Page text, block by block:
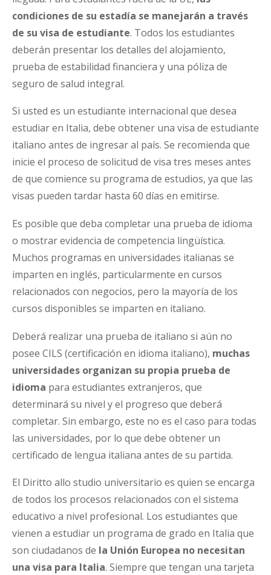
condiciones de su estadía se manejarán a través
de su visa de estudiante. Todos los estudiantes
deberán presentar los detalles del alojamiento,
prueba de estabilidad financiera y una póliza de
seguro de salud integral.
Si usted es un estudiante internacional que desea
estudiar en Italia, debe obtener una visa de estudiante
italiano antes de ingresar al país. Se recomienda que
inicie el proceso de solicitud de visa tres meses antes
de que comience su programa de estudios, ya que las
visas pueden tardar hasta 60 días en emitirse.
Es posible que deba completar una prueba de idioma
o mostrar evidencia de competencia lingüística.
Muchos programas en universidades italianas se
imparten en inglés, particularmente en cursos
relacionados con negocios, pero la mayoría de los
cursos disponibles se imparten en italiano.
Deberá realizar una prueba de italiano si aún no
posee CILS (certificación en idioma italiano), muchas
universidades organizan su propia prueba de
idioma para estudiantes extranjeros, que
determinará su nivel y el progreso que deberá
completar. Sin embargo, este no es el caso para todas
las universidades, por lo que debe obtener un
certificado de lengua italiana antes de su partida.
El Diritto allo studio universitario es quien se encarga
de todos los procesos relacionados con el sistema
educativo a nivel profesional. Los estudiantes que
vienen a estudiar un programa de grado en Italia que
son ciudadanos de la Unión Europea no necesitan
una visa para Italia. Siempre que tengan una tarjeta